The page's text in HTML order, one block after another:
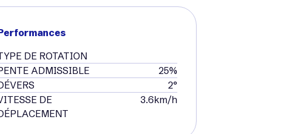
DE ROTATION
ADMISSIBLE
25%
2°
DE
3.6km/h